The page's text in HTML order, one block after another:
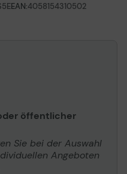
EAN:4058154310502
öffentlicher
Sie bei der Auswahl
Angeboten